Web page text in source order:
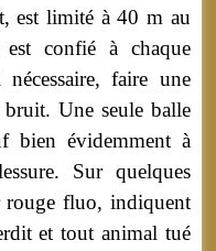
est limité à 40 m au
confié à chaque
faire une
bruit. Une seule balle
bien évidemment à
Sur quelques
rouge fluo, indiquent
et tout animal tué